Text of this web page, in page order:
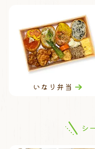
いなり弁当
シ